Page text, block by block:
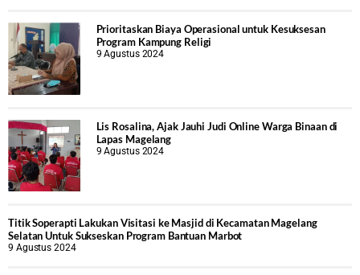
Prioritaskan Biaya Operasional untuk Kesuksesan
Program Kampung Religi
9 Agustus 2024
Lis Rosalina, Ajak Jauhi Judi Online Warga Binaan di
Lapas Magelang
9 Agustus 2024
Titik Soperapti Lakukan Visitasi ke Masjid di Kecamatan Magelang
Selatan Untuk Sukseskan Program Bantuan Marbot
9 Agustus 2024